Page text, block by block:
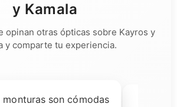
y Kamala
opinan otras ópticas sobre Kayros y
y comparte tu experiencia.
monturas son cómodas